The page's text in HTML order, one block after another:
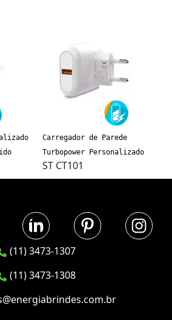
Carregador de Parede
Turbopower Personalizado
ST CT101
(11) 3473-1307
(11) 3473-1308